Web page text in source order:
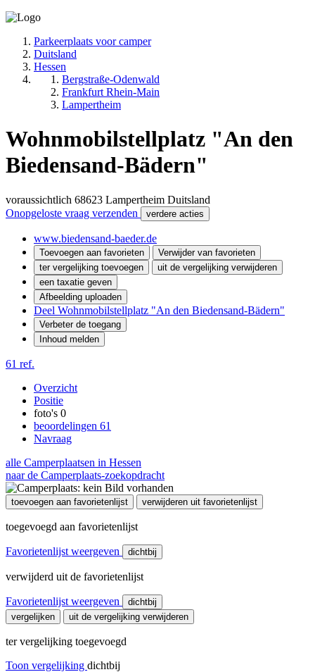
Parkeerplaats voor camper
Duitsland
Hessen
Bergstraße-Odenwald
Frankfurt Rhein-Main
Lampertheim
Wohnmobilstellplatz "An den
Biedensand-Bädern"
voraussichtlich 68623 Lampertheim Duitsland
Onopgeloste vraag verzenden
verdere acties
www.biedensand-baeder.de
Toevoegen aan favorieten
Verwijder van favorieten
ter vergelijking toevoegen
uit de vergelijking verwijderen
een taxatie geven
Afbeelding uploaden
Deel Wohnmobilstellplatz "An den Biedensand-Bädern"
Verbeter de toegang
Inhoud melden
61 ref.
Overzicht
Positie
foto's 0
beoordelingen 61
Navraag
alle Camperplaatsen in Hessen
naar de Camperplaats-zoekopdracht
toevoegen aan favorietenlijst verwijderen uit favorietenlijst
toegevoegd aan favorietenlijst
Favorietenlijst weergeven dichtbij
verwijderd uit de favorietenlijst
Favorietenlijst weergeven
dichtbij
vergelijken
uit de vergelijking verwijderen
ter vergelijking toegevoegd
Toon vergelijking dichtbij